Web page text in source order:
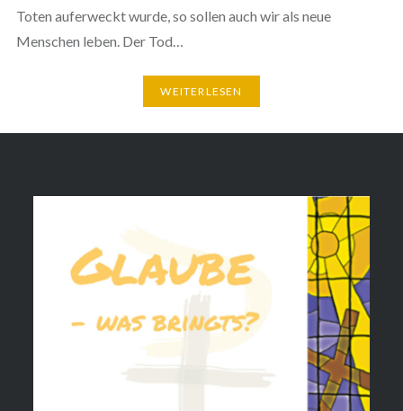
Toten auferweckt wurde, so sollen auch wir als neue
Menschen leben. Der Tod…
WEITERLESEN